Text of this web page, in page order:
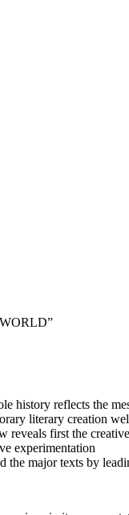
history reflects the
literary creation
first the
experimentation
the major texts by